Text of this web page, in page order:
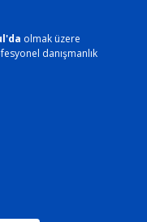
olmak üzere
danışmanlık